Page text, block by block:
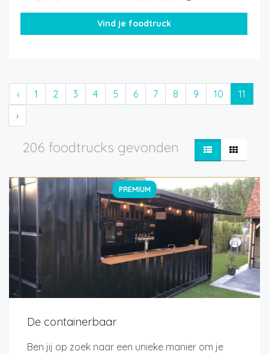
‹ 1 2 3 4 5 6 7 8 9 10
11
›
206 foodtrucks gevonden
PREMIUM
De containerbaar
Ben jij op zoek naar een unieke manier om je